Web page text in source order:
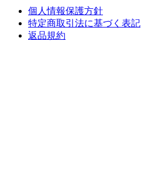
個人情報保護方針
特定商取引法に基づく表記
返品規約